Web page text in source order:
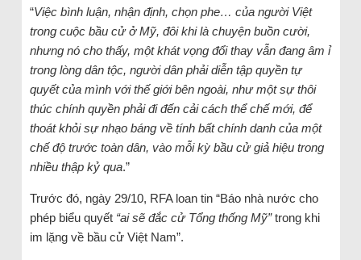
“Việc bình luận, nhận định, chọn phe… của người Việt
trong cuộc bầu cử ở Mỹ, đôi khi là chuyện buồn cười,
nhưng nó cho thấy, một khát vọng đổi thay vẫn đang âm ỉ
trong lòng dân tộc, người dân phải diễn tập quyền tự
quyết của mình với thế giới bên ngoài, như một sự thôi
thúc chính quyền phải đi đến cải cách thể chế mới, để
thoát khỏi sự nhạo báng về tính bất chính danh của một
chế độ trước toàn dân, vào mỗi kỳ bầu cử giả hiệu trong
nhiều thập kỷ qua.”
Trước đó, ngày 29/10, RFA loan tin “Báo nhà nước cho
phép biểu quyết “ai sẽ đắc cử Tổng thống Mỹ”trong khi
im lặng về bầu cử Việt Nam”.